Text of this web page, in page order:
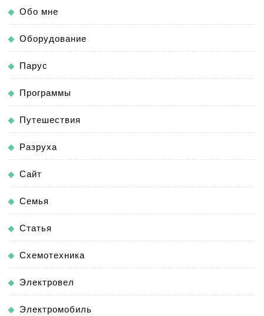
Обо мне
Оборудование
Парус
Программы
Путешествия
Разруха
Сайт
Семья
Статья
Схемотехника
Электровел
Электромобиль